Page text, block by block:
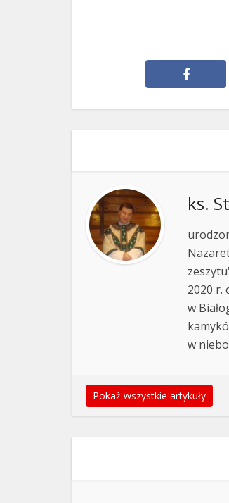
ks.
2020 r.
w
w
Pokaż wszystkie artykuły